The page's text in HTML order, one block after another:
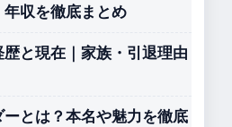
収を徹底まとめ
と現在｜家族・引退理由
とは？本名や魅力を徹底